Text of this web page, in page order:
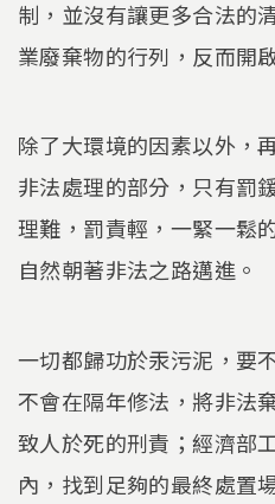
制，並沒有讓更多合法的
業廢棄物的行列，反而開
除了大環境的因素以外，
非法處理的部分，只有罰
理難，罰責輕，一緊一鬆
自然朝著非法之路邁進。
一切都歸功於汞污泥，要
不會在隔年修法，將非法
致人於死的刑責；經濟部
內，找到足夠的最終處置